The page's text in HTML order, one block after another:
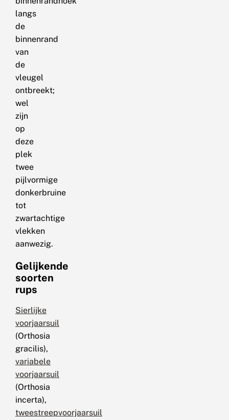
langs
de
binnenrand
van
de
vleugel
ontbreekt;
wel
zijn
op
deze
plek
twee
pijlvormige
donkerbruine
tot
zwartachtige
vlekken
aanwezig.
Gelijkende
soorten
rups
Sierlijke
voorjaarsuil
(Orthosia
gracilis),
variabele
voorjaarsuil
(Orthosia
incerta),
tweestreepvoorjaarsuil